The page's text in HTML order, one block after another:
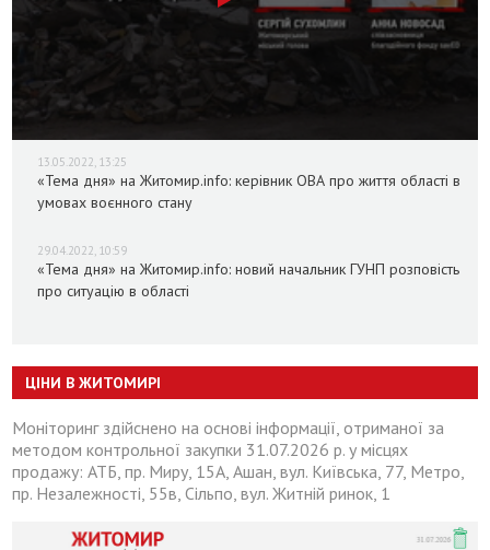
13.05.2022, 13:25
«Тема дня» на Житомир.info: керівник ОВА про життя області в
умовах воєнного стану
29.04.2022, 10:59
«Тема дня» на Житомир.info: новий начальник ГУНП розповість
про ситуацію в області
ЦІНИ В ЖИТОМИРІ
Моніторинг здійснено на основі інформації, отриманої за
методом контрольної закупки 31.07.2026 р. у місцях
продажу: АТБ, пр. Миру, 15А, Ашан, вул. Київська, 77, Метро,
пр. Незалежності, 55в, Сільпо, вул. Житній ринок, 1